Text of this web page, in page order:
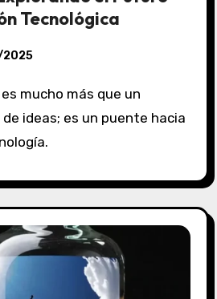
Tecnológica
mucho más que un
ideas; es un puente hacia